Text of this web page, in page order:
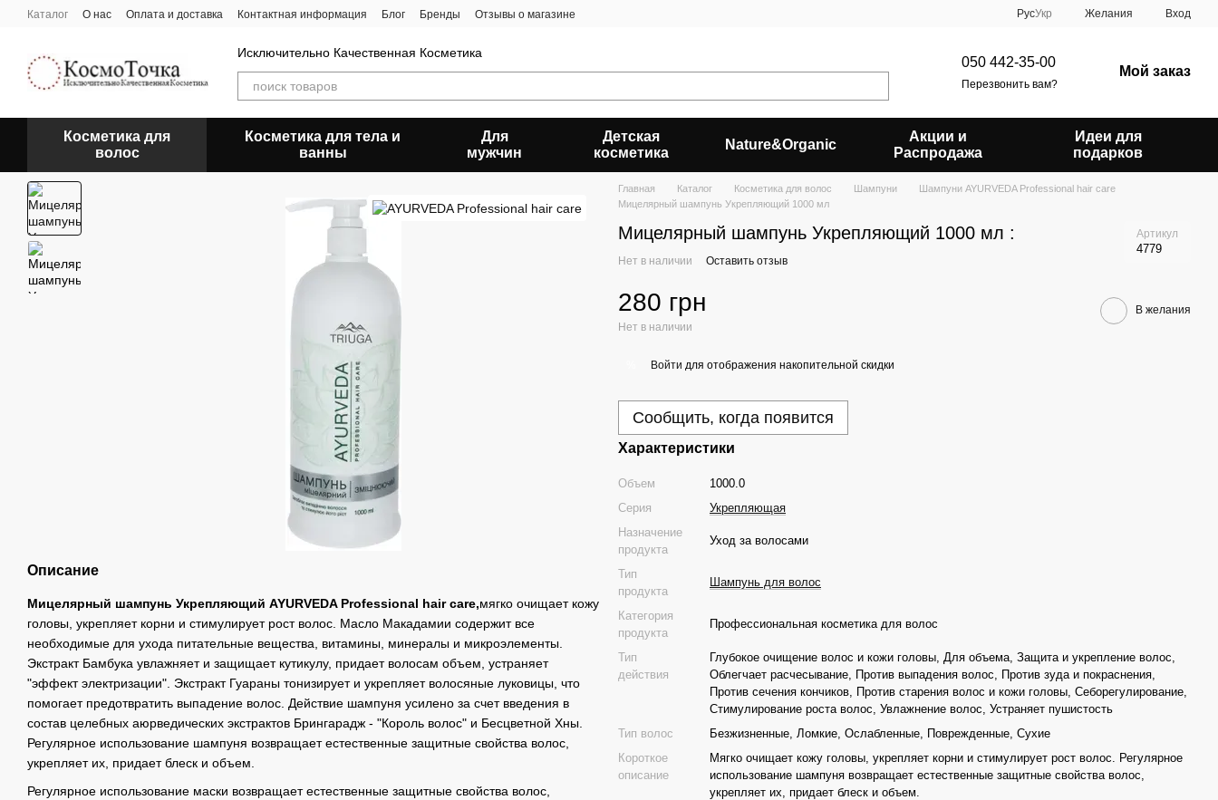
Перейти к основному контенту
Каталог О нас Оплата и доставка Контактная информация Блог Бренды Отзывы о магазине РусУкр Желания Вход
Исключительно Качественная Косметика
050 442-35-00
Перезвонить вам?
Мой заказ
Косметика для
волос
Косметика для тела и
ванны
Для
мужчин
Детская
косметика
Nature&Organic
Акции и
Распродажа
Идеи для
подарков
Описание
Мицелярный шампунь Укрепляющий AYURVEDA Professional hair care,мягко очищает кожу
головы, укрепляет корни и стимулирует рост волос. Масло Макадамии содержит все
необходимые для ухода питательные вещества, витамины, минералы и микроэлементы.
Экстракт Бамбука увлажняет и защищает кутикулу, придает волосам объем, устраняет
"эффект электризации". Экстракт Гуараны тонизирует и укрепляет волосяные луковицы, что
помогает предотвратить выпадение волос. Действие шампуня усилено за счет введения в
состав целебных аюрведических экстрактов Брингарадж - "Король волос" и Бесцветной Хны.
Регулярное использование шампуня возвращает естественные защитные свойства волос,
укрепляет их, придает блеск и объем.
Регулярное использование маски возвращает естественные защитные свойства волос,
Главная Каталог Косметика для волос Шампуни
Шампуни AYURVEDA Professional hair care
Мицелярный шампунь Укрепляющий 1000 мл
Мицелярный шампунь Укрепляющий 1000 мл : Артикул
4779
Нет в наличии Оставить отзыв
280 грн
Нет в наличии
В желания
Войти для отображения накопительной скидки
Сообщить, когда появится
Характеристики
Объем
1000.0
Серия
Укрепляющая
Назначение
продукта
Уход за волосами
Тип
продукта
Шампунь для волос
Категория
продукта
Профессиональная косметика для волос
Тип
действия
Глубокое очищение волос и кожи головы, Для объема, Защита и укрепление волос,
Облегчает расчесывание, Против выпадения волос, Против зуда и покраснения,
Против сечения кончиков, Против старения волос и кожи головы, Себорегулирование,
Стимулирование роста волос, Увлажнение волос, Устраняет пушистость
Тип волос
Безжизненные, Ломкие, Ослабленные, Поврежденные, Сухие
Короткое
описание
Мягко очищает кожу головы, укрепляет корни и стимулирует рост волос. Регулярное
использование шампуня возвращает естественные защитные свойства волос,
укрепляет их, придает блеск и объем.